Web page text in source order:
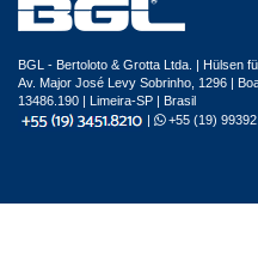
BGL - Bertoloto & Grotta Ltda. | Hülsen
Av. Major José Levy Sobrinho, 1296 |
13486.190 | Limeira-SP | Brasil
|
+55 (19)